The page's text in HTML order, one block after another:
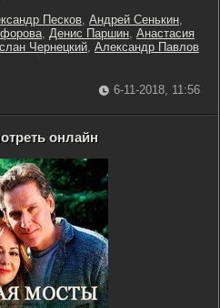
Песков, Андрей Сенькин,
, Денис Паршин, Анастасия
Чернецкий, Александр Павлов
6-11-2018, 11:56
онлайн